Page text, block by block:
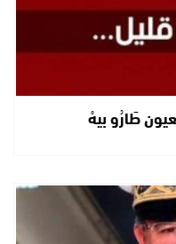
طَارُو بيهْ